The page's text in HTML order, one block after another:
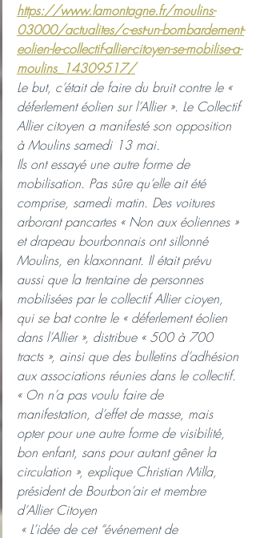
https://www.lamontagne.fr/moulins-
03000/actualites/c-est-un-bombardement-
eolien-le-collectif-allier-citoyen-se-mobilise-a-
moulins_14309517/
Le but, c’était de faire du bruit contre le «
déferlement éolien sur l’Allier ». Le Collectif
Allier citoyen a manifesté son opposition
à Moulins samedi 13 mai.
Ils ont essayé une autre forme de
mobilisation. Pas sûre qu’elle ait été
comprise, samedi matin. Des voitures
arborant pancartes « Non aux éoliennes »
et drapeau bourbonnais ont sillonné
Moulins, en klaxonnant. Il était prévu
aussi que la trentaine de personnes
mobilisées par le collectif Allier cioyen,
qui se bat contre le « déferlement éolien
dans l’Allier », distribue « 500 à 700
tracts », ainsi que des bulletins d’adhésion
aux associations réunies dans le collectif.
« On n’a pas voulu faire de
manifestation, d’effet de masse, mais
opter pour une autre forme de visibilité,
bon enfant, sans pour autant gêner la
circulation », explique Christian Milla,
président de Bourbon’air et membre
d’Allier Citoyen